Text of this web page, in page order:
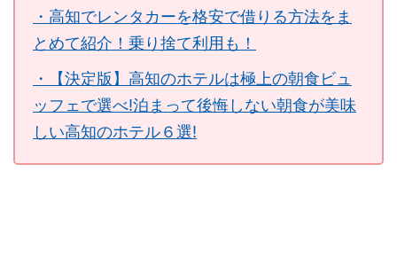
・高知でレンタカーを格安で借りる方法をま
とめて紹介！乗り捨て利用も！
・【決定版】高知のホテルは極上の朝食ビュ
ッフェで選べ!泊まって後悔しない朝食が美味
しい高知のホテル６選!